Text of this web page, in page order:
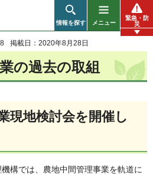
情報を探す メニュー
緊急・防
災
掲載日：2020年8月28日
の過去の取組
現地検討会を開催し
構では、農地中間管理事業を軌道に